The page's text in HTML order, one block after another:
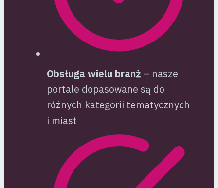
Obsługa wielu branż – nasze
portale dopasowane są do
różnych kategorii tematycznych
i miast